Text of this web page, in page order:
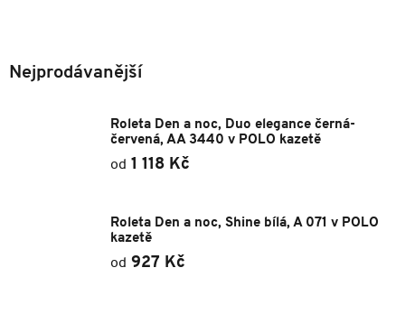
Nejprodávanější
Roleta Den a noc, Duo elegance černá-
červená, AA 3440 v POLO kazetě
od 1 118 Kč
Roleta Den a noc, Shine bílá, A 071 v POLO
kazetě
od 927 Kč